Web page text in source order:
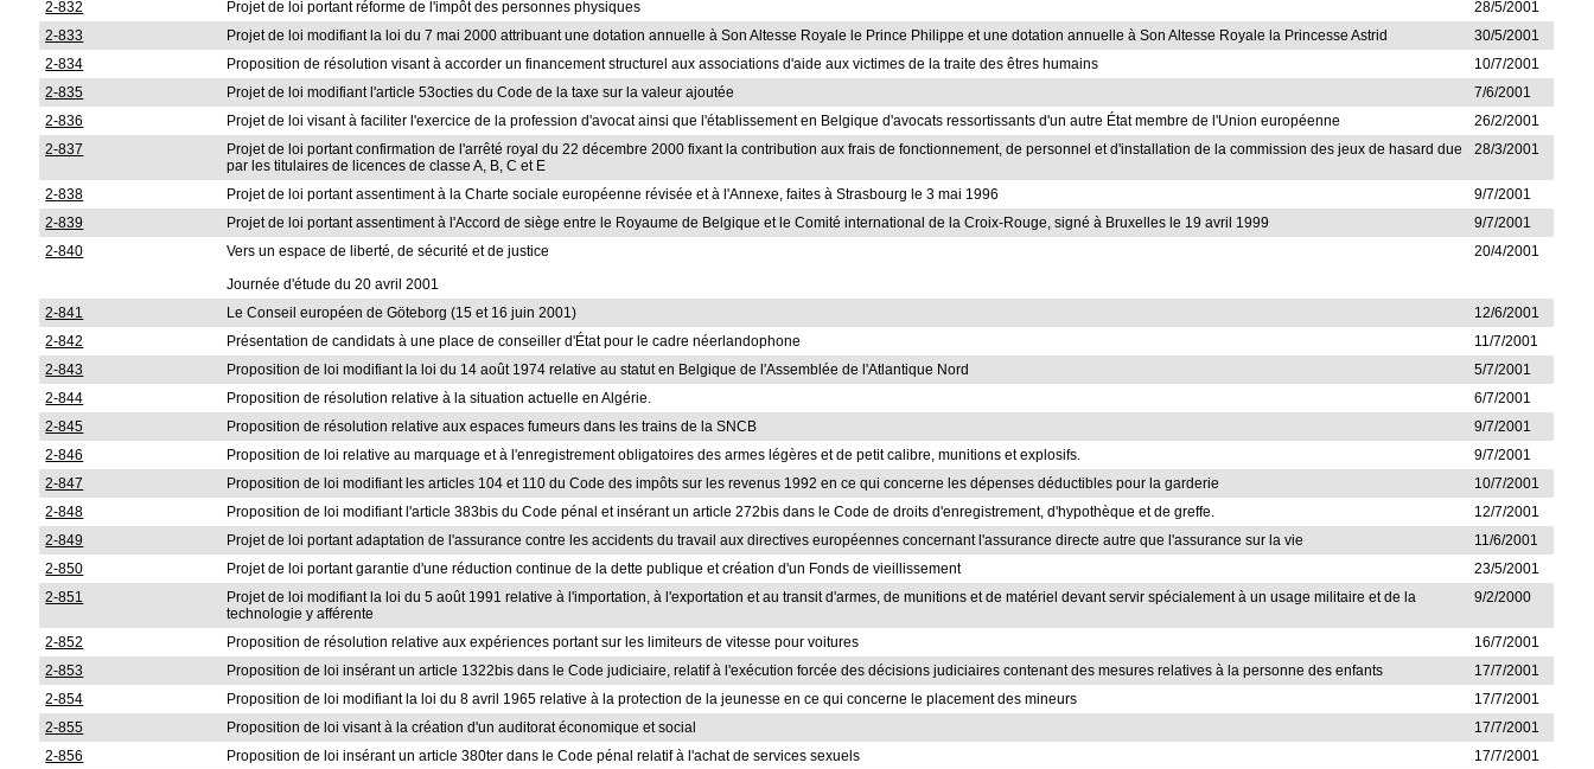
2-832
Projet de loi portant réforme de l'impôt des personnes physiques
28/5/2001
2-833
Projet de loi modifiant la loi du 7 mai 2000 attribuant une dotation annuelle à Son Altesse Royale le Prince Philippe et une dotation annuelle à Son Altesse Royale la Princesse Astrid
30/5/2001
2-834
Proposition de résolution visant à accorder un financement structurel aux associations d'aide aux victimes de la traite des êtres humains
10/7/2001
2-835
Projet de loi modifiant l'article 53octies du Code de la taxe sur la valeur ajoutée
7/6/2001
2-836
Projet de loi visant à faciliter l'exercice de la profession d'avocat ainsi que l'établissement en Belgique d'avocats ressortissants d'un autre État membre de l'Union européenne
26/2/2001
2-837
Projet de loi portant confirmation de l'arrêté royal du 22 décembre 2000 fixant la contribution aux frais de fonctionnement, de personnel et d'installation de la commission des jeux de hasard due
par les titulaires de licences de classe A, B, C et E
28/3/2001
2-838 Projet de loi portant assentiment à la Charte sociale européenne révisée et à l'Annexe, faites à Strasbourg le 3 mai 1996
9/7/2001
2-839
Projet de loi portant assentiment à l'Accord de siège entre le Royaume de Belgique et le Comité international de la Croix-Rouge, signé à Bruxelles le 19 avril 1999
9/7/2001
2-840
Vers un espace de liberté, de sécurité et de justice
Journée d'étude du 20 avril 2001
20/4/2001
2-841 Le Conseil européen de Göteborg (15 et 16 juin 2001)
12/6/2001
2-842
Présentation de candidats à une place de conseiller d'État pour le cadre néerlandophone
11/7/2001
2-843
Proposition de loi modifiant la loi du 14 août 1974 relative au statut en Belgique de l'Assemblée de l'Atlantique Nord
5/7/2001
2-844
Proposition de résolution relative à la situation actuelle en Algérie.
6/7/2001
2-845
Proposition de résolution relative aux espaces fumeurs dans les trains de la SNCB
9/7/2001
2-846
Proposition de loi relative au marquage et à l'enregistrement obligatoires des armes légères et de petit calibre, munitions et explosifs.
9/7/2001
2-847
Proposition de loi modifiant les articles 104 et 110 du Code des impôts sur les revenus 1992 en ce qui concerne les dépenses déductibles pour la garderie
10/7/2001
2-848
Proposition de loi modifiant l'article 383bis du Code pénal et insérant un article 272bis dans le Code de droits d'enregistrement, d'hypothèque et de greffe.
12/7/2001
2-849
Projet de loi portant adaptation de l'assurance contre les accidents du travail aux directives européennes concernant l'assurance directe autre que l'assurance sur la vie
11/6/2001
2-850
Projet de loi portant garantie d'une réduction continue de la dette publique et création d'un Fonds de vieillissement
23/5/2001
2-851
Projet de loi modifiant la loi du 5 août 1991 relative à l'importation, à l'exportation et au transit d'armes, de munitions et de matériel devant servir spécialement à un usage militaire et de la
technologie y afférente
9/2/2000
2-852 Proposition de résolution relative aux expériences portant sur les limiteurs de vitesse pour voitures
16/7/2001
2-853
Proposition de loi insérant un article 1322bis dans le Code judiciaire, relatif à l'exécution forcée des décisions judiciaires contenant des mesures relatives à la personne des enfants
17/7/2001
2-854
Proposition de loi modifiant la loi du 8 avril 1965 relative à la protection de la jeunesse en ce qui concerne le placement des mineurs
17/7/2001
2-855
Proposition de loi visant à la création d'un auditorat économique et social
17/7/2001
2-856
Proposition de loi insérant un article 380ter dans le Code pénal relatif à l'achat de services sexuels
17/7/2001